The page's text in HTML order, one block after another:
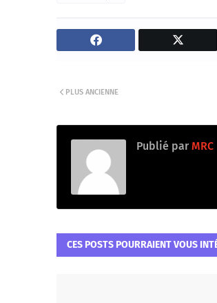
PLUS ANCIENNE
Publié par MRC
CES POSTS POURRAIENT VOUS